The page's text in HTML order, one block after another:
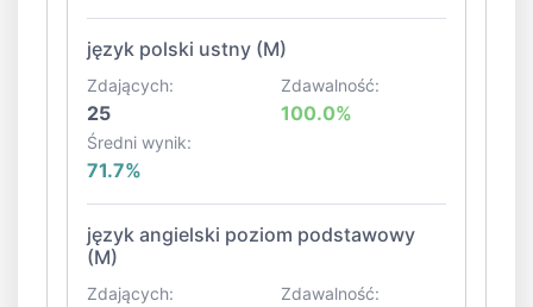
język polski ustny (M)
Zdających:
25
Zdawalność:
100.0%
Średni wynik:
71.7%
język angielski poziom podstawowy
(M)
Zdających: Zdawalność: